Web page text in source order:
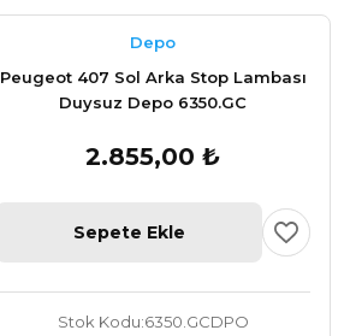
Depo
Peugeot 407 Sol Arka Stop Lambası
Duysuz Depo 6350.GC
2.855,00 ₺
Sepete Ekle
Stok Kodu 6350.GCDPO